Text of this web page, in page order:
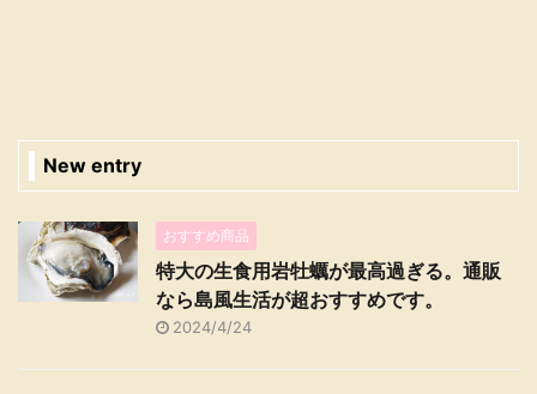
New entry
おすすめ商品
特大の生食用岩牡蠣が最高過ぎる。通販
なら島風生活が超おすすめです。
2024/4/24